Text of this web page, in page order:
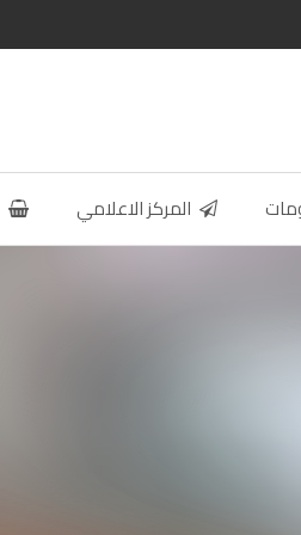
المركز الاعلامي